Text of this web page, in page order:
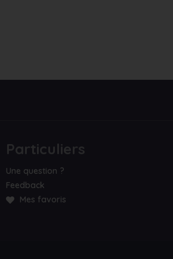
Particuliers
Une question ?
Feedback
Mes favoris